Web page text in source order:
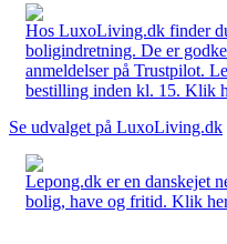
Hos LuxoLiving.dk finder
boligindretning. De er
anmeldelser på Trustpilot.
bestilling inden kl. 15. Klik
Se udvalget på LuxoLiving.dk
Lepong.dk er en danskejet
bolig, have og fritid. Klik